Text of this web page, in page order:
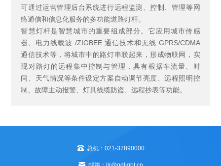
可通过运营管理后台系统进行远程监测、控制、管理等网
络通信和信息化服务的多功能道路灯杆。
智慧灯杆是智慧城市的重要组成部分。它应用城市传感
器、电力线载波 /ZIGBEE 通信技术和无线 GPRS/CDMA
通信技术等，将城市中的路灯串联起来，形成物联网，实
现对路灯的远程集中控制与管理，具有根据车流量、时
间、天气情况等条件设定方案自动调节亮度、远程照明控
制、故障主动报警、灯具线缆防盗、远程抄表等功能。
总机：021-37890000